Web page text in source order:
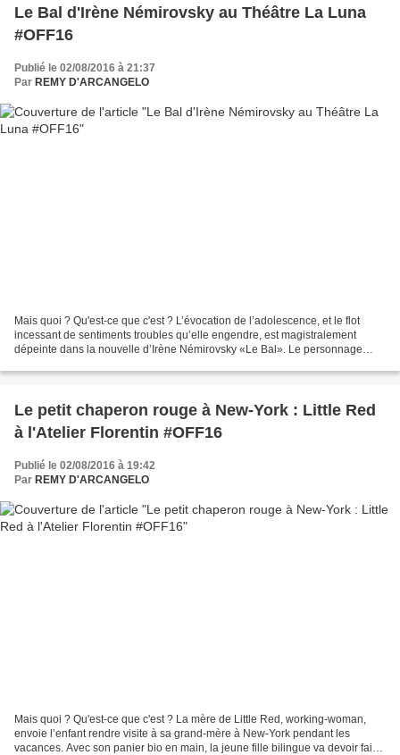
Le Bal d'Irène Némirovsky au Théâtre La Luna
#OFF16
Publié le 02/08/2016 à 21:37
Par REMY D'ARCANGELO
Mais quoi ? Qu'est-ce que c'est ? L’évocation de l’adolescence, et le flot
incessant de sentiments troubles qu’elle engendre, est magistralement
dépeinte dans la nouvelle d’Irène Némirovsky «Le Bal». Le personnage
Le petit chaperon rouge à New-York : Little Red
à l'Atelier Florentin #OFF16
Publié le 02/08/2016 à 19:42
Par REMY D'ARCANGELO
Mais quoi ? Qu'est-ce que c'est ? La mère de Little Red, working-woman,
envoie l’enfant rendre visite à sa grand-mère à New-York pendant les
vacances. Avec son panier bio en main, la jeune fille bilingue va devoir faire